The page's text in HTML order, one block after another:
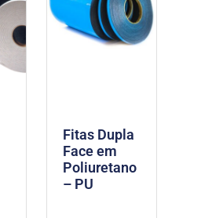
Fitas Dupla
Face em
Poliuretano
– PU